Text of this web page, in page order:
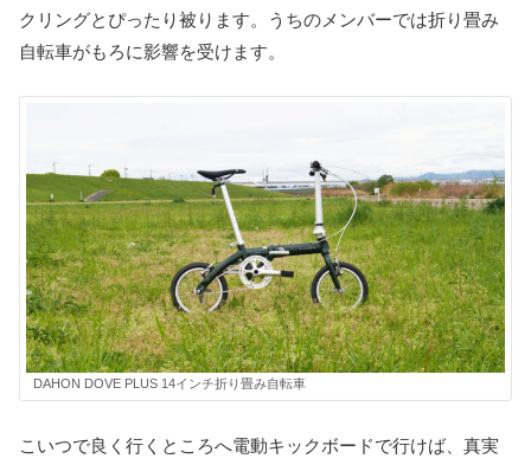
クリングとぴったり被ります。うちのメンバーでは折り畳み
自転車がもろに影響を受けます。
DAHON DOVE PLUS 14インチ折り畳み自転車
こいつで良く行くところへ電動キックボードで行けば、真実